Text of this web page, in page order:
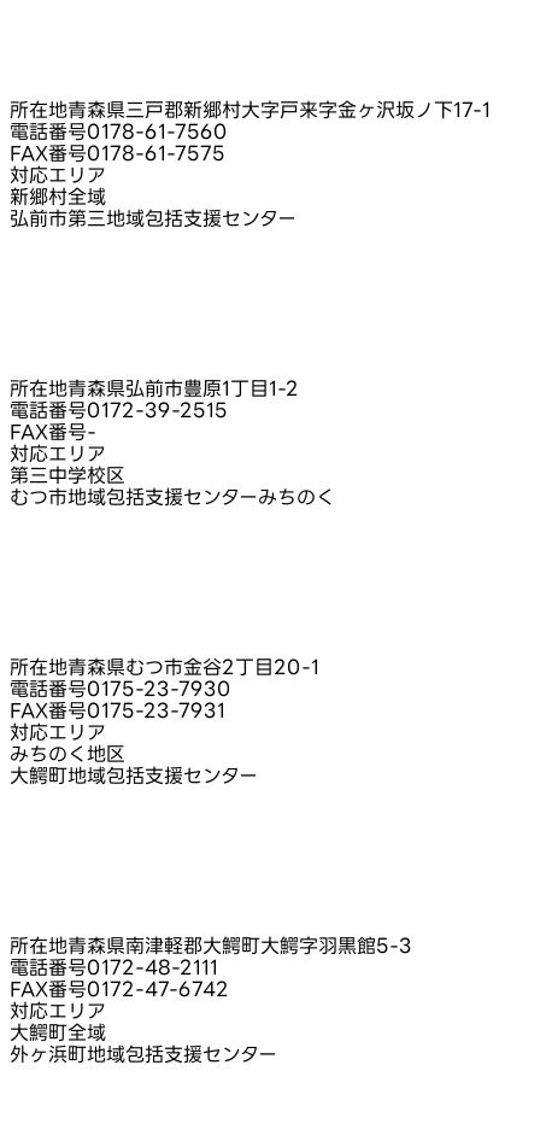
所在地青森県三戸郡新郷村大字戸来字金ヶ沢坂ノ下17-1
電話番号0178-61-7560
FAX番号0178-61-7575
対応エリア
新郷村全域
弘前市第三地域包括支援センター
所在地青森県弘前市豊原1丁目1-2
電話番号0172-39-2515
FAX番号-
対応エリア
第三中学校区
むつ市地域包括支援センターみちのく
所在地青森県むつ市金谷2丁目20-1
電話番号0175-23-7930
FAX番号0175-23-7931
対応エリア
みちのく地区
大鰐町地域包括支援センター
所在地青森県南津軽郡大鰐町大鰐字羽黒館5-3
電話番号0172-48-2111
FAX番号0172-47-6742
対応エリア
大鰐町全域
外ヶ浜町地域包括支援センター